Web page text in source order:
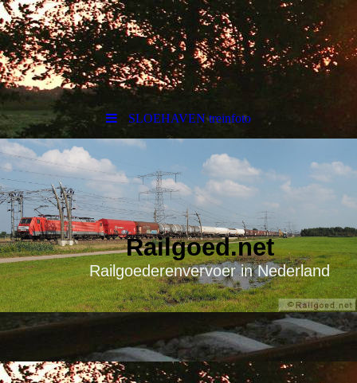
SLOEHAVEN treinfoto
Railgoed.net
Railgoederenvervoer in Nederland